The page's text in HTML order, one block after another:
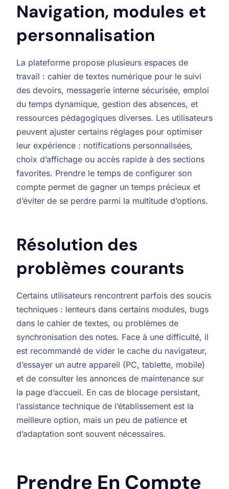
Navigation, modules et
personnalisation
La plateforme propose plusieurs espaces de
travail : cahier de textes numérique pour le suivi
des devoirs, messagerie interne sécurisée, emploi
du temps dynamique, gestion des absences, et
ressources pédagogiques diverses. Les utilisateurs
peuvent ajuster certains réglages pour optimiser
leur expérience : notifications personnalisées,
choix d’affichage ou accès rapide à des sections
favorites. Prendre le temps de configurer son
compte permet de gagner un temps précieux et
d’éviter de se perdre parmi la multitude d’options.
Résolution des
problèmes courants
Certains utilisateurs rencontrent parfois des soucis
techniques : lenteurs dans certains modules, bugs
dans le cahier de textes, ou problèmes de
synchronisation des notes. Face à une difficulté, il
est recommandé de vider le cache du navigateur,
d’essayer un autre appareil (PC, tablette, mobile)
et de consulter les annonces de maintenance sur
la page d’accueil. En cas de blocage persistant,
l’assistance technique de l’établissement est la
meilleure option, mais un peu de patience et
d’adaptation sont souvent nécessaires.
Prendre En Compte